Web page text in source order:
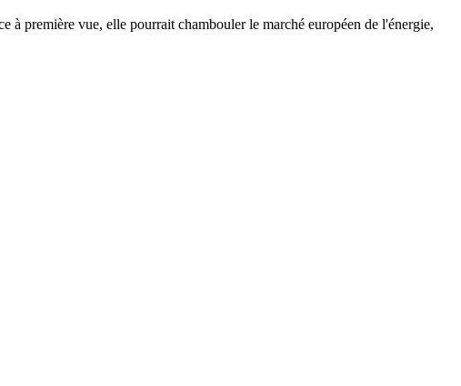
à première vue, elle pourrait chambouler le marché européen de l'énergie,